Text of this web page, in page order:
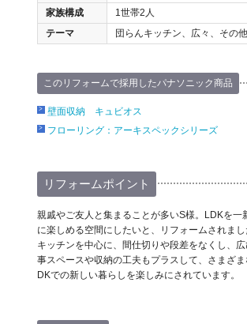
家族構成
1世帯2人
テーマ
団らんキッチン、広々、その他
このリフォームで採用したパナソニック商品
壁面収納 キュビオス
フローリング：アーキスペックシリーズ
リフォームポイント
親戚やご友人と集まることが多いS様。LDKを一
に楽しめる空間にしたいと、リフォームされま
キッチンを中心に、間仕切りや段差をなくし、
事スペースや収納の工夫もプラスして、さまざ
DKでの新しい暮らしを楽しみにされています。